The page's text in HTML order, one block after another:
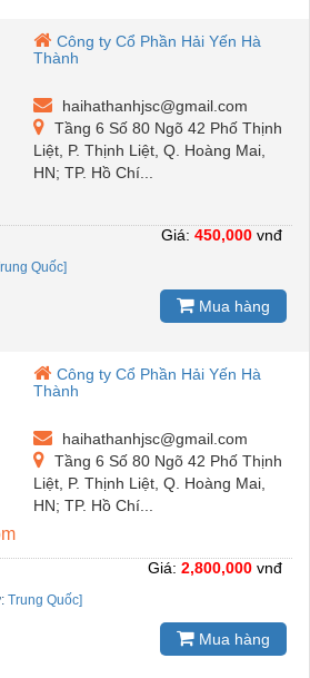
Công ty Cổ Phần Hải Yến Hà
Thành
haihathanhjsc@gmail.com
Tầng 6 Số 80 Ngõ 42 Phố Thịnh
Liệt, P. Thịnh Liệt, Q. Hoàng Mai,
HN; TP. Hồ Chí...
Quốc]
Giá: 450,000 vnđ
Mua hàng
Công ty Cổ Phần Hải Yến Hà
Thành
haihathanhjsc@gmail.com
Tầng 6 Số 80 Ngõ 42 Phố Thịnh
Liệt, P. Thịnh Liệt, Q. Hoàng Mai,
HN; TP. Hồ Chí...
: Trung Quốc]
Giá: 2,800,000 vnđ
Mua hàng